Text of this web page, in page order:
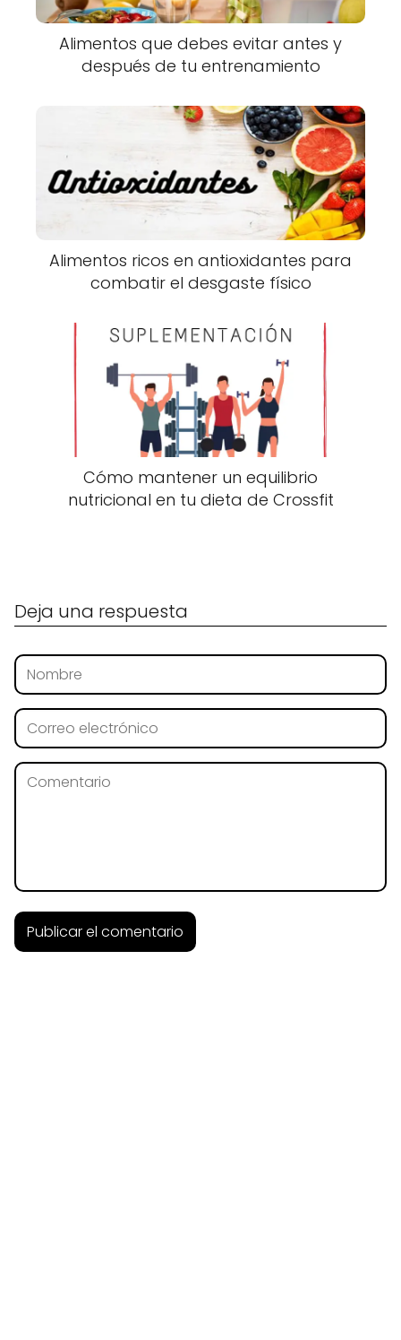
Alimentos que debes evitar antes y
después de tu entrenamiento
Alimentos ricos en antioxidantes para
combatir el desgaste físico
Cómo mantener un equilibrio
nutricional en tu dieta de Crossfit
Deja una respuesta